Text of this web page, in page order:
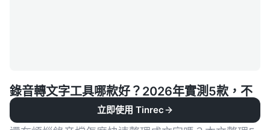
錄音轉文字工具哪款好？2026年實測5款，不
只轉文字還能產出摘要和待辦
立即使用 Tinrec